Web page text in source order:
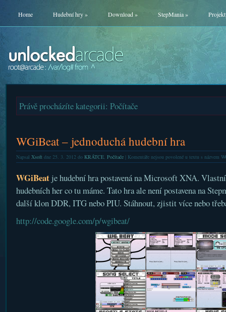
Home Hudební hry» Download» StepMania»
Právě procházíte kategorii: Počítače
WGiBeat – jednoduchá hudební hra
Napsal Xsoftdne 25. 3. 2012 do KRÁTCE, Počítače| Komentáře nejsou povolenéu textu s názvem
WGiBeatje hudební hra postavená na Microsoft XNA.
hudebních her co tu máme. Tato hra ale není postavena na
další klon DDR, ITG nebo PIU. Stáhnout, zjistit více nebo
http://code.google.com/p/wgibeat/